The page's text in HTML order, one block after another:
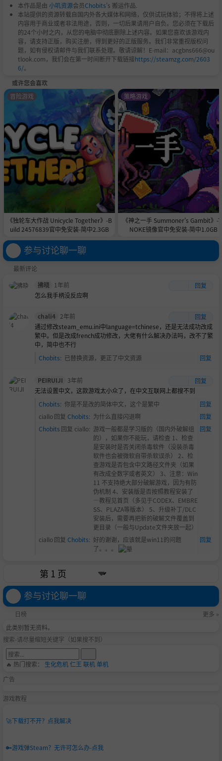
本作品是由 小叽资源会员Chobits's 搬运作品.
本站提供的资源转载自国内外各大媒体和网络，仅供试玩体验；不得将上述
内容用于商业或者非法用途，否则，一切后果请用户自负。您必须在下载后
的24个小时之内，从您的电脑中彻底删除上述内容。如果您喜欢该游戏内
容，请支持正版，购买注册，得到更好的正版服务。我们非常重视版权问
题，如有侵权请邮件与我们联系处理。敬请谅解！E-mail：acgbns666@ou
tlook.com，我们会在第一时间断开下载链接https://steamzg.com/2603
6/。
或许您会喜欢
《独轮车大作战 Unicycle Together》-B
uild 24576839官中免安装-简中2.3GB
冒险游戏
《神之一手 Summoner's Gambit》-
NOKE镜像官中免安装-简中1.0GB
策略游戏
参与讨论聊一聊
最新评论
拂晓
1年前
回复
怎么我手柄没反应啊
chali4 2年前
回复
通过修改steam_emu.ini中language=tchinese，还是无法成功改成
繁中。但是改成french成功修改，大佬有什么解决办法吗，改不了繁
中，简中也不行
Chobits: 已替换资源，更正了中文资源 回复
PEIRUIJI 3年前
回复
无法设置中文，这款游戏太小众了，在中文互联网上都搜不到
Chobits: 你是不是改的简体中文，这个是繁中
回复
ciallo回复 Chobits: 为什么直接闪退啊
回复
Chobits 回复 ciallo: 游戏一般都是学习版的（国内外破解组
的），如果你不能玩，请检查 1、检查
是安装时是否关闭杀毒软件（没装杀毒
软件也会被微软自带杀软误杀） 2、检
查游戏是否包含中文路径文件夹（如果
有改成全数字或者英文） 3、注意：Win
11 不支持绝大部分破解游戏，因为有防
伪机制 4、安装版是否按照教程安装了
—教程见首页（多见于CODEX、EMBRE
SS、PLAZA等版本） 5、升级补丁/DLC
安装后，需要再把新的破解文件覆盖到
更目录（一般与Update文件夹放一起）
回复
ciallo回复 Chobits: 好的谢谢，应该就是win11的问题
了。。。
回复
参与讨论聊一聊
日榜
更多 »
此类别暂无资料。
搜索-请尽量缩短关键字（如果搜不到）
🔥 热门搜索： 生化危机仁王联机单机
广告
游戏教程
🚀下载打不开？点我解决
🔑游戏弹Steam？无许可怎么办-点我